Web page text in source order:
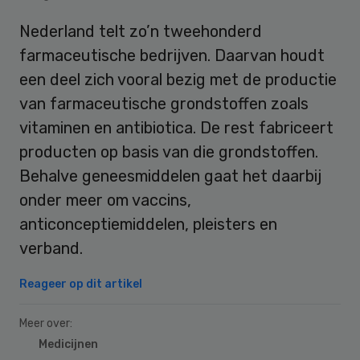
Nederland telt zo’n tweehonderd
farmaceutische bedrijven. Daarvan houdt
een deel zich vooral bezig met de productie
van farmaceutische grondstoffen zoals
vitaminen en antibiotica. De rest fabriceert
producten op basis van die grondstoffen.
Behalve geneesmiddelen gaat het daarbij
onder meer om vaccins,
anticonceptiemiddelen, pleisters en
verband.
Reageer op dit artikel
Meer over:
Medicijnen